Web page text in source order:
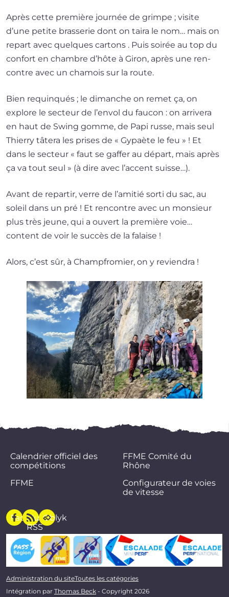
Après cette pre­mière jour­née de grimpe ; visite
d’une petite bras­se­rie dont on tai­ra le nom… mais on
repart avec quelques car­tons . Puis soi­rée au top du
confort en chambre d’hôte à Giron, après une ren­
contre avec un cha­mois sur la route.
Bien requin­qués ; le dimanche on remet ça, on
explore le sec­teur de l’en­vol du fau­con : on arri­ve­ra
en haut de Swing gomme, de Papi russe, mais seul
Thierry tâte­ra les prises de « Gypaète le feu » ! Et
dans le sec­teur « faut se gaf­fer au départ, mais après
ça va tout seul » (à dire avec l’ac­cent suisse…).
Avant de repar­tir, verre de l’a­mi­tié sor­ti du sac, au
soleil dans un pré ! Et ren­contre avec un mon­sieur
plus très jeune, qui a ouvert la pre­mière voie…
content de voir le suc­cès de la falaise !
Alors, c’est sûr, à Champfromier, on y reviendra !
Calendrier officiel des
compétitions
FFME
FFME Comité du
Rhône
Configurateur de voies
de vitesse
Facebook
Flux
RSS
Oblyk
Administration du siteToutes les catégories
Intégration par Thomas Beck - Copyright 2026